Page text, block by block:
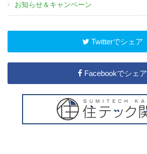
お知らせ＆キャンペーン
Twitterでシェア
Facebookでシェア